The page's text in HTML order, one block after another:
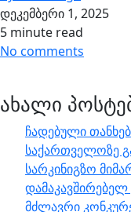
დეკემბერი 1, 2025
5 minute read
No comments
ახალი
ჩადებული
საქართველოზე
სარკინიგზო
დამაკავშირებელ
მძლავრი